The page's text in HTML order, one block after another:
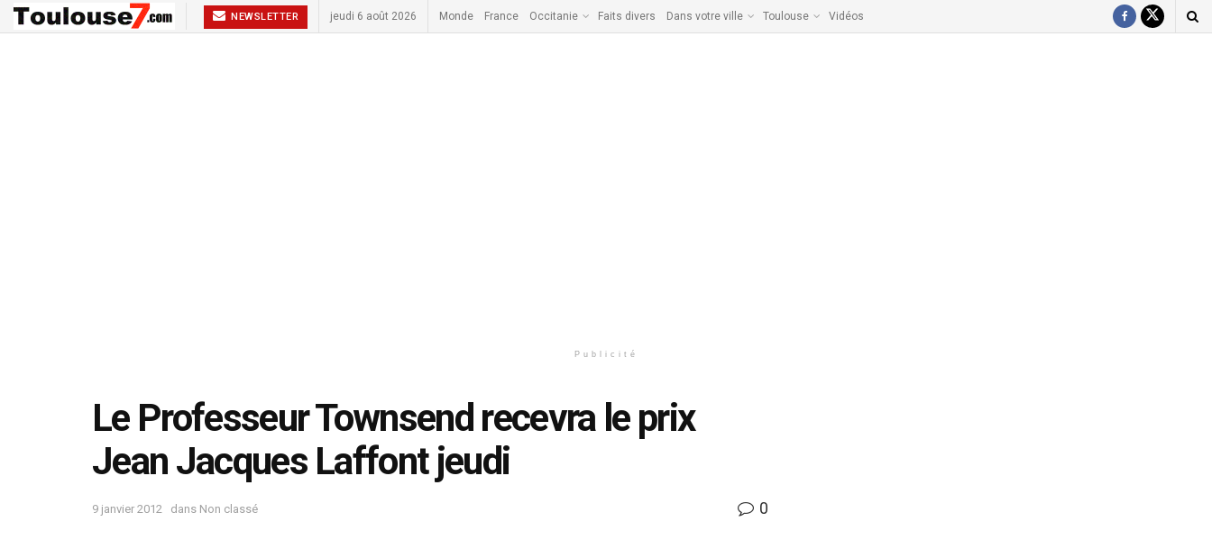
NEWSLETTER jeudi 6 août 2026 Monde France Occitanie Faits divers Dans votre ville Toulouse Vidéos
Publicité
Le Professeur Townsend recevra le prix
Jean Jacques Laffont jeudi
9 janvier 2012 dans Non classé 0